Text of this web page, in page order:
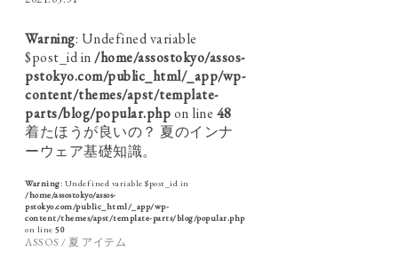
Warning: Undefined variable
$post_id in/home/assostokyo/assos-
pstokyo.com/public_html/_app/wp-
content/themes/apst/template-
parts/blog/popular.phpon line 48
着たほうが良いの？ 夏のインナ
ーウェア基礎知識。
Warning: Undefined variable $post_id in
/home/assostokyo/assos-
pstokyo.com/public_html/_app/wp-
content/themes/apst/template-parts/blog/popular.php
on line 50
ASSOS / 夏 アイテム